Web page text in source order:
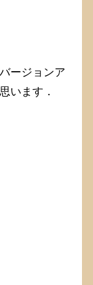
ージョンア
います．